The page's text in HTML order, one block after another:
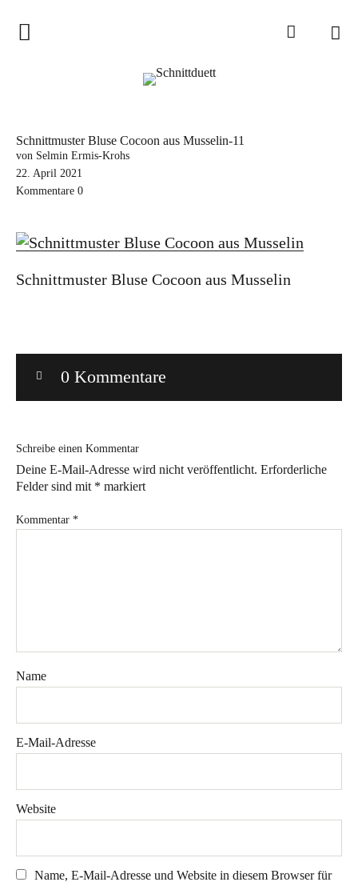
Home
Schnittduett Magazin
Stoffempfehlungen
Wir sagen Danke und Good
Bye!
Schnittmuster Bluse Cocoon aus Musselin-11
von Selmin Ermis-Krohs
22. April 2021
Kommentare 0
Schnittmuster Bluse Cocoon aus Musselin
0 Kommentare
Schreibe einen Kommentar
Deine E-Mail-Adresse wird nicht veröffentlicht. Erforderliche
Felder sind mit * markiert
Kommentar *
Name
E-Mail-Adresse
Website
Name, E-Mail-Adresse und Website in diesem Browser für